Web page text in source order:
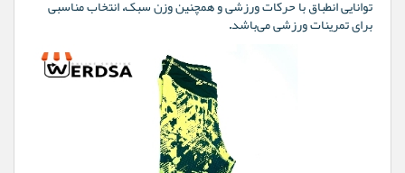
توانایی انطباق با حرکات ورزشی و همچنین وزن سبک، انتخاب مناسبی
برای تمرینات ورزشی می‌باشد.